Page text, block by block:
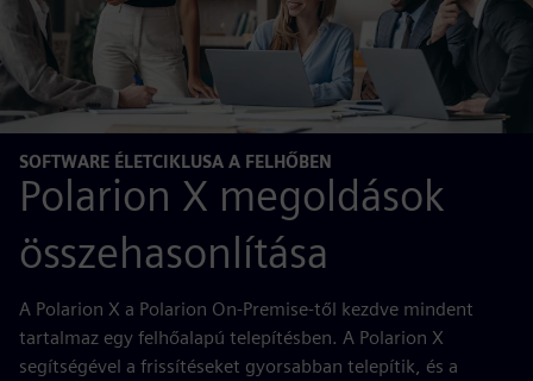
SOFTWARE ÉLETCIKLUSA A FELHŐBEN
Polarion X megoldások
összehasonlítása
A Polarion X a Polarion On-Premise-től kezdve mindent
tartalmaz egy felhőalapú telepítésben. A Polarion X
segítségével a frissítéseket gyorsabban telepítik, és a